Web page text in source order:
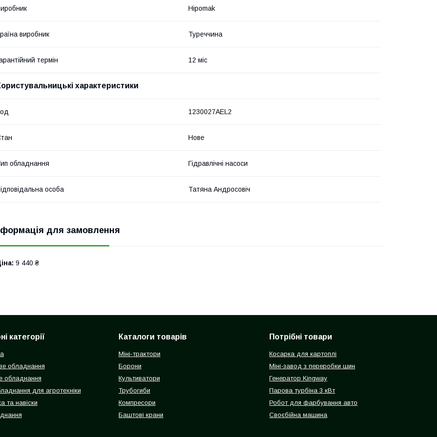
Hipomak
виробник Туреччина
термін 12 міс
характеристики
1230027AEL2
Нове
обладнання Гідравлічні насоси
особа Татяна Андросовіч
для замовлення
9 440 ₴
категорії
обладнання
обладнання
для агротехніки
та навіски
Каталоги товарів
Міні-трактори
Борони
Культиватори
Трубогиби
Компресори
Баштові крани
Потрібні товари
Косарка для картоплі
Міні-завод з переробки шин
Генератор Kingway
Парова турбіна 3 кВт
Робот для фарбування авто
Своєбійна машина